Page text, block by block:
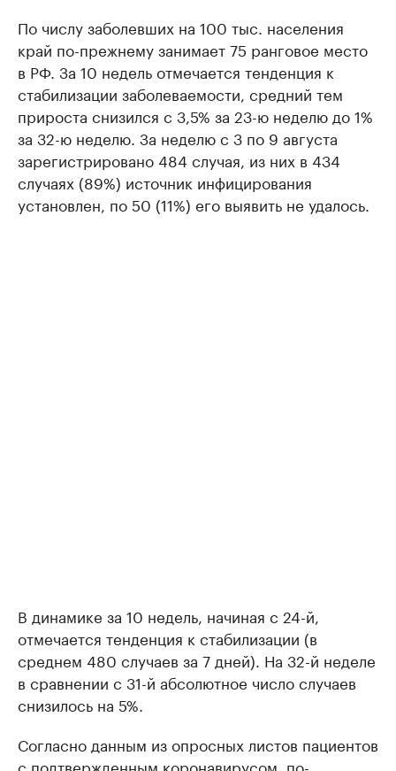
По числу заболевших на 100 тыс. населения
край по-прежнему занимает 75 ранговое место
в РФ. За 10 недель отмечается тенденция к
стабилизации заболеваемости, средний тем
прироста снизился с 3,5% за 23-ю неделю до 1%
за 32-ю неделю. За неделю с 3 по 9 августа
зарегистрировано 484 случая, из них в 434
случаях (89%) источник инфицирования
установлен, по 50 (11%) его выявить не удалось.
В динамике за 10 недель, начиная с 24-й,
отмечается тенденция к стабилизации (в
среднем 480 случаев за 7 дней). На 32-й неделе
в сравнении с 31-й абсолютное число случаев
снизилось на 5%.
Согласно данным из опросных листов пациентов
с подтвержденным коронавирусом, по-